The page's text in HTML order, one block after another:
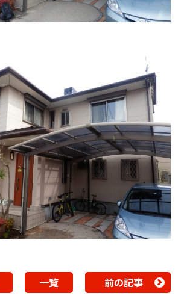
一覧 前の記事